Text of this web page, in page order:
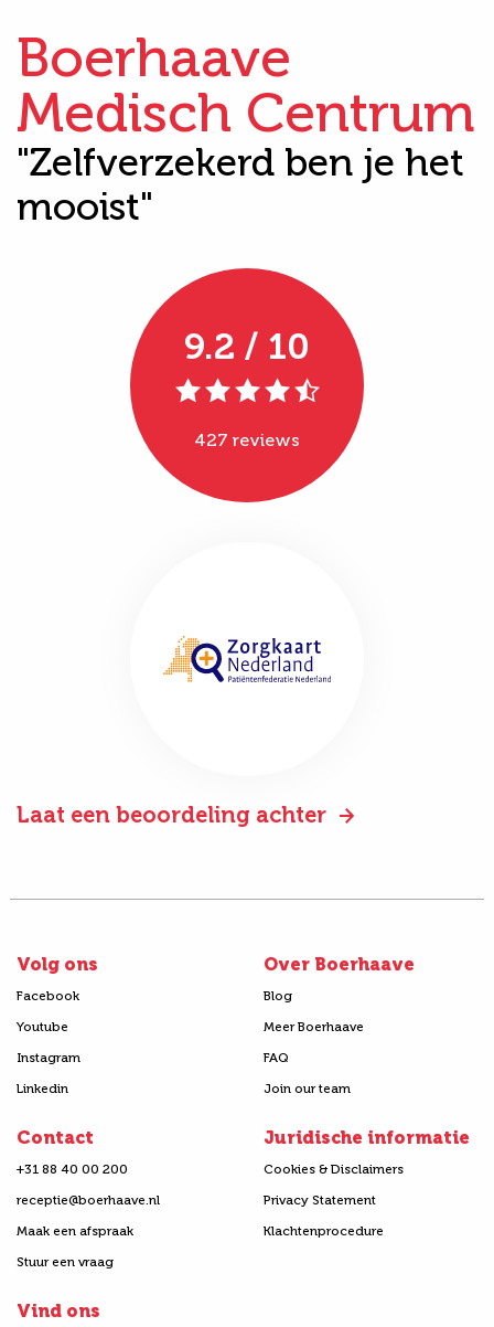
Boerhaave
Medisch Centrum
"Zelfverzekerd ben je het
mooist"
9.2 / 10
427 reviews
Laat een beoordeling achter
Volg ons
Facebook
Youtube
Instagram
Linkedin
Over Boerhaave
Blog
Meer Boerhaave
FAQ
Join our team
Contact
+31 88 40 00 200
receptie@boerhaave.nl
Maak een afspraak
Stuur een vraag
Juridische informatie
Cookies & Disclaimers
Privacy Statement
Klachtenprocedure
Vind ons